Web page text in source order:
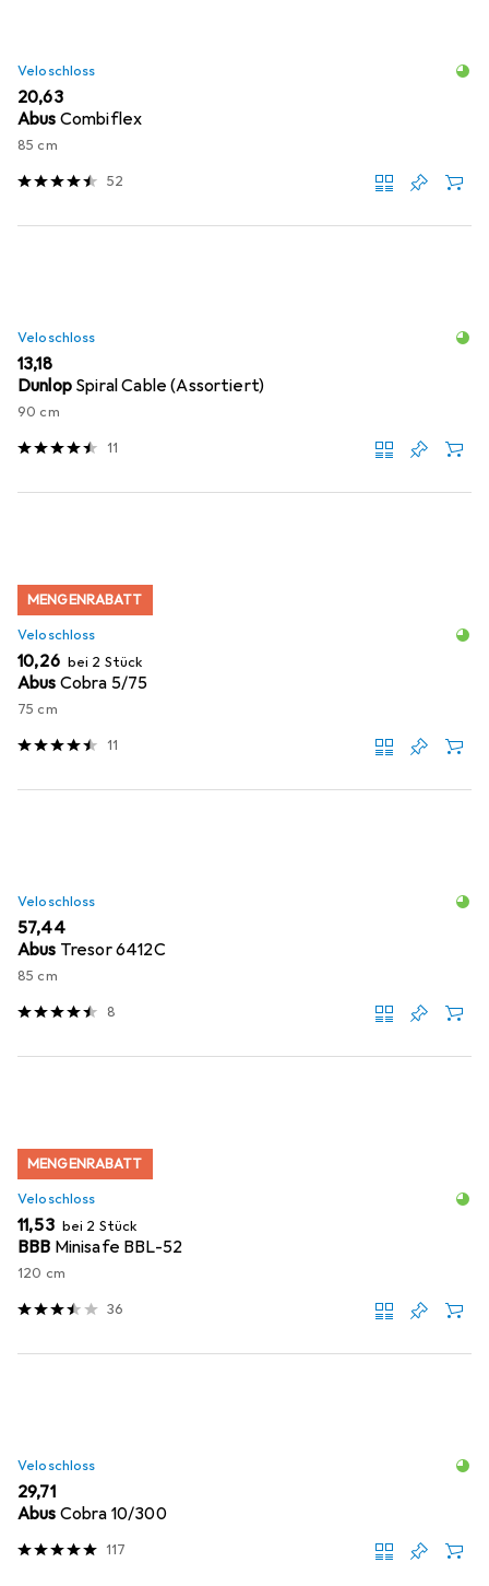
Veloschloss
EUR
20,63
Abus Combiflex
85 cm
52
Veloschloss
EUR
13,18
Dunlop Spiral Cable (Assortiert)
90 cm
11
MENGENRABATT
Veloschloss
EUR
10,26 bei 2 Stück
Abus Cobra 5/75
75 cm
11
Veloschloss
EUR
57,44
Abus Tresor 6412C
85 cm
8
MENGENRABATT
Veloschloss
EUR
11,53 bei 2 Stück
BBB Minisafe BBL-52
120 cm
36
Veloschloss
EUR
29,71
Abus Cobra 10/300
117